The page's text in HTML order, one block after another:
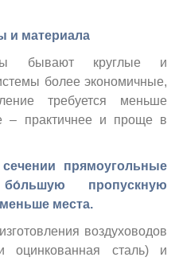
материала
бывают круглые и
более экономичные,
требуется меньше
– практичнее и проще в
прямоугольные
пропускную
места.
воздуховодов
сталь) и